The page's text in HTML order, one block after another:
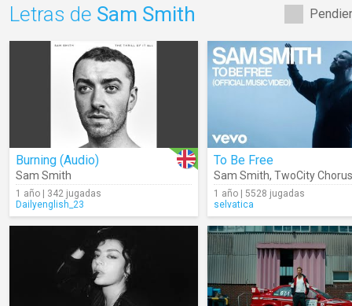
Letras de Sam Smith
Burning (Audio)
Sam Smith
1 año | 342 jugadas
Dailyenglish_23
To Be Free
Sam Smith, TwoCity Chorus
1 año | 5528 jugadas
selvatica